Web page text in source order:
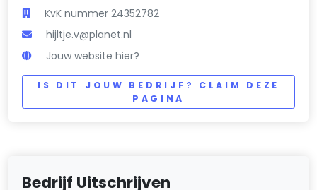
KvK nummer 24352782
hijltje.v@planet.nl
Jouw website hier?
IS DIT JOUW BEDRIJF? CLAIM DEZE
PAGINA
Bedrijf Uitschrijven